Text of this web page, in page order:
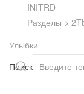
INITRD
Разделы >
Улыбки
Поиск